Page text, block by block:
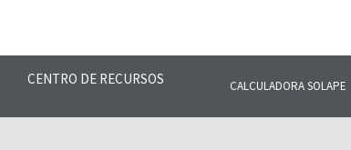
Encuentra respuestas a
CENTRO DE RECURSOS CALCULADORA SOLAPE